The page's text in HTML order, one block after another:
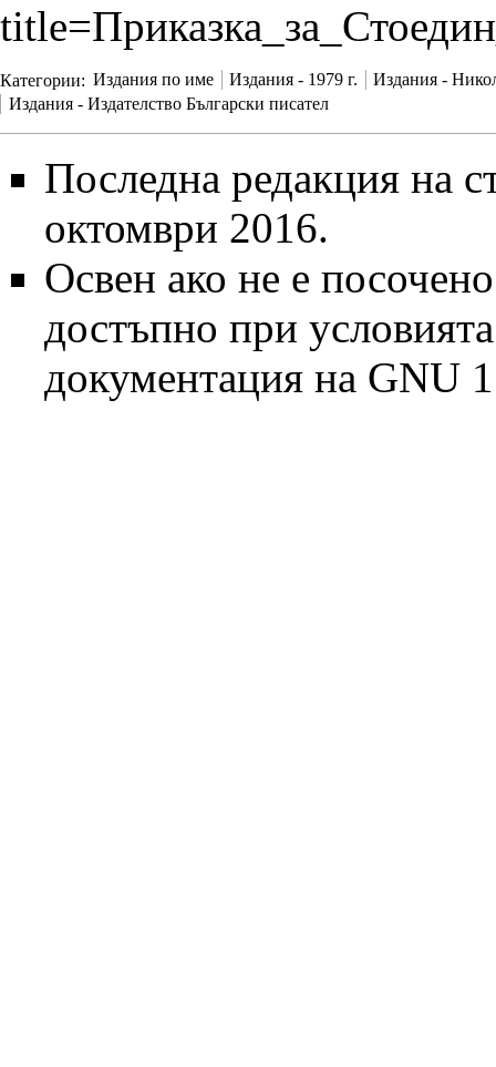
Категории: Издания по име Издания - 1979 г.
Издания -
Издания - Издателство Български писател
Последна редакция на
октомври 2016.
Освен ако не е
достъпно при
документация на GNU